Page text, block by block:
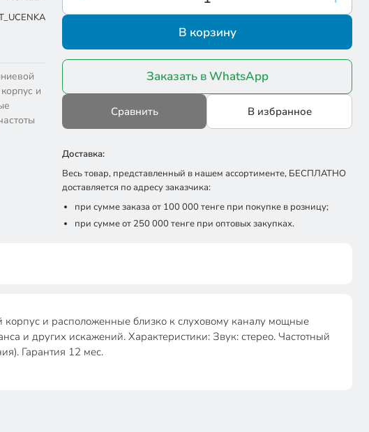
и
В корзину
Заказать в WhatsApp
Сравнить В избранное
Доставка:
Весь товар, представленный в нашем ассортименте, БЕСПЛАТНО
доставляется по адресу заказчика:
при сумме заказа от 100 000 тенге при покупке в розницу;
при сумме от 250 000 тенге при оптовых закупках.
и расположенные близко к слуховому каналу мощные
и других искажений. Характеристики: Звук: стерео. Частотный
Гарантия 12 мес.